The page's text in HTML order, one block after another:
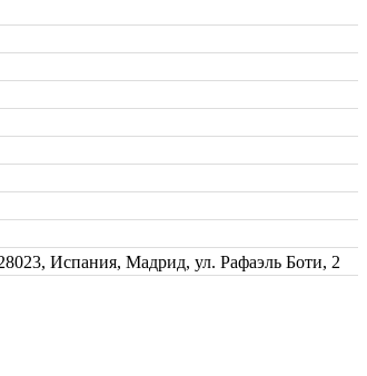
Испания, Мадрид, ул. Рафаэль Боти, 2